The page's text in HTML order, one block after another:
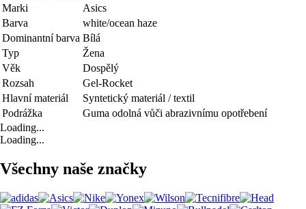
Marki
Asics
Barva
white/ocean haze
Dominantní barva Bílá
Typ
Žena
Věk
Dospělý
Rozsah
Gel-Rocket
Hlavní materiál
Syntetický materiál / textil
Podrážka
Guma odolná vůči abrazivnímu opotřebení
Loading...
Loading...
Všechny naše značky